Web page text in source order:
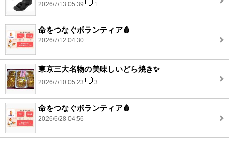
2026/7/13 05:39 1
命をつなぐボランティア🩸
2026/7/12 04:30
東京三大名物の美味しいどら焼き✨
2026/7/10 05:23 3
命をつなぐボランティア🩸
2026/6/28 04:56